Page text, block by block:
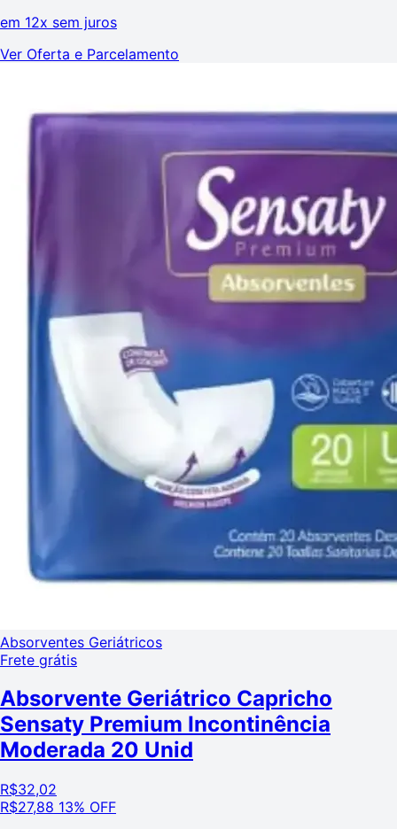
em 12x sem juros
Ver Oferta e Parcelamento
Absorventes Geriátricos
Frete grátis
Absorvente Geriátrico Capricho
Sensaty Premium Incontinência
Moderada 20 Unid
R$32,02
R$27,88 13% OFF